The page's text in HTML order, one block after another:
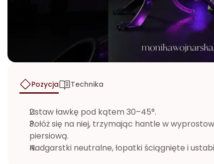
Pozycja Technika
Ustaw ławkę pod kątem 30–45°.
Połóż się na niej, trzymając hantle w
piersiową.
Nadgarstki neutralne, łopatki ściągnięte i